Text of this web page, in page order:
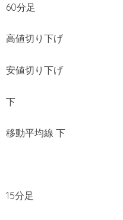
60分足
高値切り下げ
安値切り下げ
下
移動平均線 下
15分足